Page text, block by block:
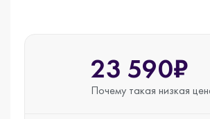
23 590₽
Почему такая низкая